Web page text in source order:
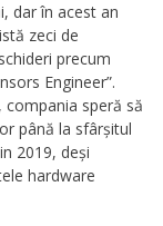
dar în acest an
zeci de
precum
Engineer”.
speră să
până la sfârșitul
2019, deși
hardware